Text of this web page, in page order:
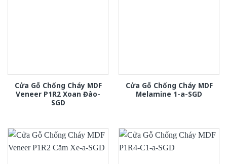
Cửa Gỗ Chống Cháy MDF
Veneer P1R2 Xoan Đào-
SGD
Cửa Gỗ Chống Cháy MDF
Melamine 1-a-SGD